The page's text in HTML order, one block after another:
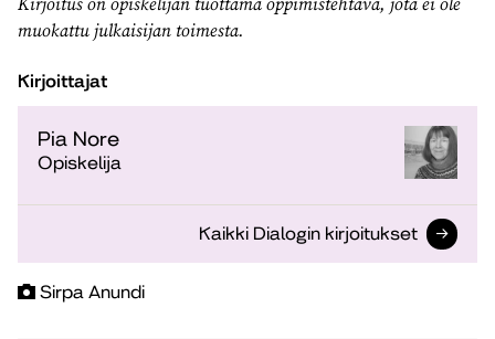
muokattu julkaisijan toimesta.
Kirjoittajat
Pia Nore
Opiskelija
Kaikki Dialogin kirjoitukset
Sirpa Anundi